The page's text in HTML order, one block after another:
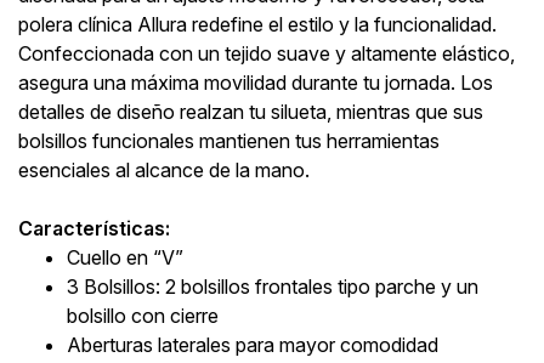
polera clínica Allura redefine el estilo y la funcionalidad.
Confeccionada con un tejido suave y altamente elástico,
asegura una máxima movilidad durante tu jornada. Los
detalles de diseño realzan tu silueta, mientras que sus
bolsillos funcionales mantienen tus herramientas
esenciales al alcance de la mano.
Características:
Cuello en “V”
3 Bolsillos: 2 bolsillos frontales tipo parche y un
bolsillo con cierre
Aberturas laterales para mayor comodidad